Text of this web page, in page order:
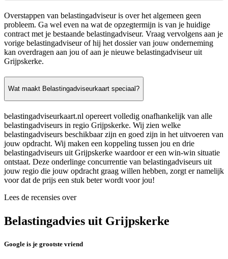
Overstappen van belastingadviseur is over het algemeen geen
probleem. Ga wel even na wat de opzegtermijn is van je huidige
contract met je bestaande belastingadviseur. Vraag vervolgens aan je
vorige belastingadviseur of hij het dossier van jouw onderneming
kan overdragen aan jou of aan je nieuwe belastingadviseur uit
Grijpskerke.
Wat maakt Belastingadviseurkaart speciaal?
belastingadviseurkaart.nl opereert volledig onafhankelijk van alle
belastingadviseurs in regio Grijpskerke. Wij zien welke
belastingadviseurs beschikbaar zijn en goed zijn in het uitvoeren van
jouw opdracht. Wij maken een koppeling tussen jou en drie
belastingadviseurs uit Grijpskerke waardoor er een win-win situatie
ontstaat. Deze onderlinge concurrentie van belastingadviseurs uit
jouw regio die jouw opdracht graag willen hebben, zorgt er namelijk
voor dat de prijs een stuk beter wordt voor jou!
Lees de recensies over
Belastingadvies uit Grijpskerke
Google is je grootste vriend